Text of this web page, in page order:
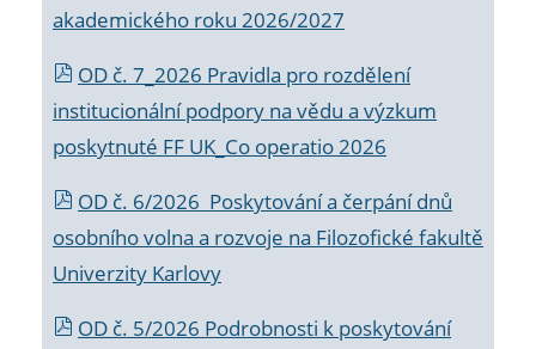
akademického roku 2026/2027
OD č. 7_2026 Pravidla pro rozdělení
institucionální podpory na vědu a výzkum
poskytnuté FF UK_Co operatio 2026
OD č. 6/2026 Poskytování a čerpání dnů
osobního volna a rozvoje na Filozofické fakultě
Univerzity Karlovy
OD č. 5/2026 Podrobnosti k poskytování